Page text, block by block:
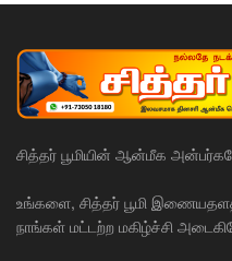
சித்தர் பூமியின் ஆன்மீக
உங்களை, சித்தர் பூமி
நாங்கள் மட்டற்ற மகிழ்ச்சி